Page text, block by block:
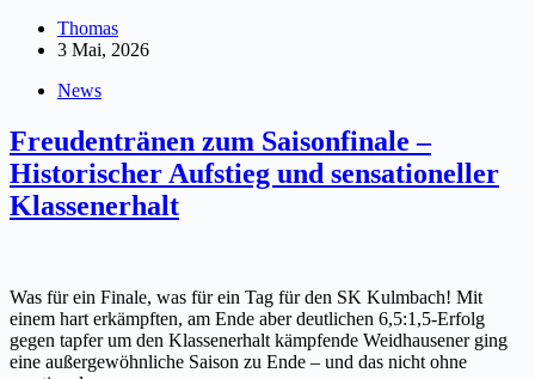
Thomas
3 Mai, 2026
News
Freudentränen zum Saisonfinale –
Historischer Aufstieg und sensationeller
Klassenerhalt
Was für ein Finale, was für ein Tag für den SK Kulmbach! Mit
einem hart erkämpften, am Ende aber deutlichen 6,5:1,5-Erfolg
gegen tapfer um den Klassenerhalt kämpfende Weidhausener ging
eine außergewöhnliche Saison zu Ende – und das nicht ohne